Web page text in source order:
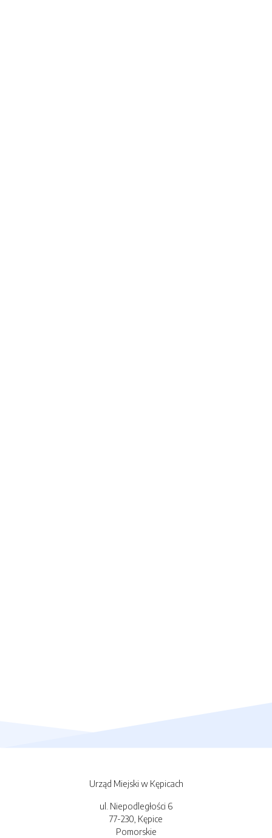
Urząd Miejski w Kępicach
ul. Niepodległości 6
77-230, Kępice
Pomorskie